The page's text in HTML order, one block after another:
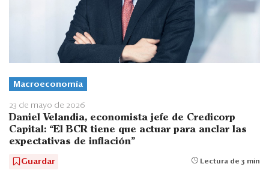
Macroeconomía
23 de mayo de 2026
Daniel Velandia, economista jefe de Credicorp
Capital: “El BCR tiene que actuar para anclar las
expectativas de inflación”
Guardar Lectura de 3 min